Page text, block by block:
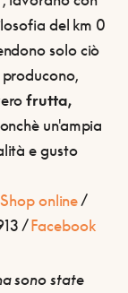
del km 0
solo ciò
producono,
frutta,
un'ampia
e gusto
Shop online/
/Facebook
sono state